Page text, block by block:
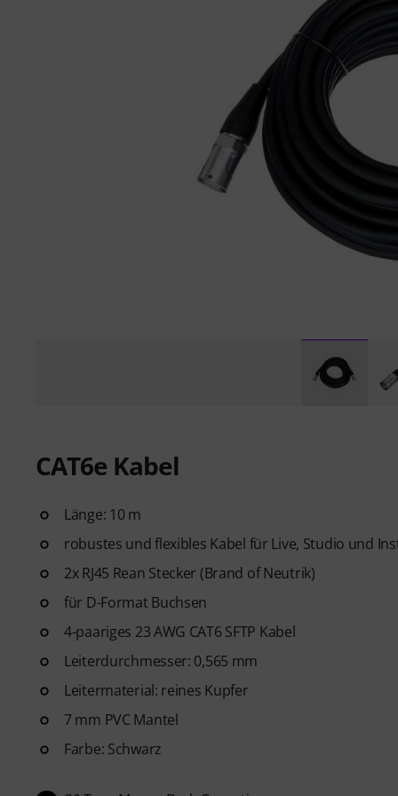
CAT6e Kabel
Länge: 10 m
robustes und flexibles Kabel für Live, Studio und
2x RJ45 Rean Stecker (Brand of Neutrik)
für D-Format Buchsen
4-paariges 23 AWG CAT6 SFTP Kabel
Leiterdurchmesser: 0,565 mm
Leitermaterial: reines Kupfer
7 mm PVC Mantel
Farbe: Schwarz